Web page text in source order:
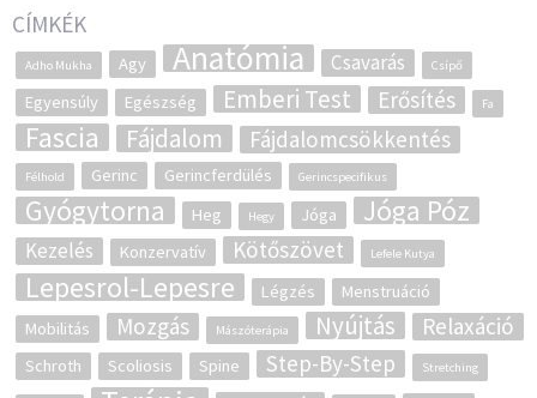
CÍMKÉK
Adho Mukha Agy Anatómia Csavarás Csípő
Egyensúly Egészség Emberi Test Erősítés Fa
Fascia Fájdalom Fájdalomcsökkentés
Félhold Gerinc Gerincferdülés Gerincspecifikus
Gyógytorna Heg Hegy Jóga Jóga Póz
Kezelés Konzervatív Kötőszövet Lefele Kutya
Lepesrol-Lepesre Légzés
Menstruáció
Mobilitás
Mozgás Mászóterápia Nyújtás Relaxáció
Schroth Scoliosis Spine Step-By-Step Stretching